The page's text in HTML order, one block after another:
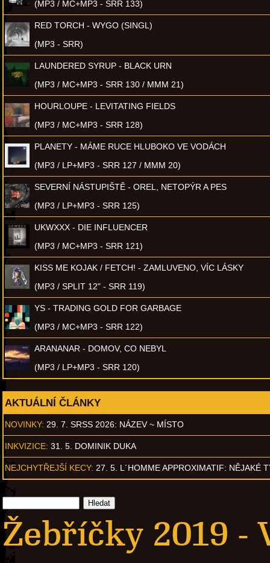
(MP3 / MC+MP3 - SRR 133)
RED TORCH - WYGO (SINGL)
(MP3 - SRR)
LAUNDERED SYRUP - BLACK URN
(MP3 / MC+MP3 - SRR 130 / MMM 21)
HOURLOUPE - LEVITATING FIELDS
(MP3 / MC+MP3 - SRR 128)
PLANETY - MÁME RUCE HLUBOKO VE VODÁCH
(MP3 / LP+MP3 - SRR 127 / MMM 20)
SEVERNÍ NÁSTUPIŠTĚ - OREL, NETOPÝR A PES
(MP3 / LP+MP3 - SRR 125)
UKWXXX - DIE INFLUENCER
(MP3 / MC+MP3 - SRR 121)
KISS ME KOJAK / FETCH! - ZAMLUVENO, VÍC LÁSKY
(MP3 / SPLIT 12" - SRR 119)
YS - TRADING GOLD FOR GARBAGE
(MP3 / MC+MP3 - SRR 122)
ARANANAR - DOMOV, CO NEBYL
(MP3 / LP+MP3 - SRR 120)
AKTUÁLNÍ ČLÁNKY
NOVINKY: 29. 7. SRSS 2026: NÁZEV ~ MÍSTO
INKVIZICE: 31. 5. DOMINIK DUKA
NEJCHYTŘEJŠÍ KECY: 27. 5. L´HOMME APPROXIMATIF: NĚJAKÉ
Žebříčky 2019 -